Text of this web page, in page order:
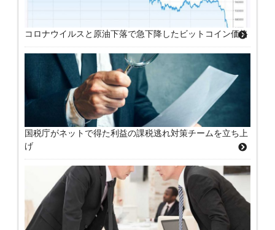
コロナウイルスと原油下落で急下降したビットコイン価格
国税庁がネットで得た利益の課税逃れ対策チームを立ち上
げ